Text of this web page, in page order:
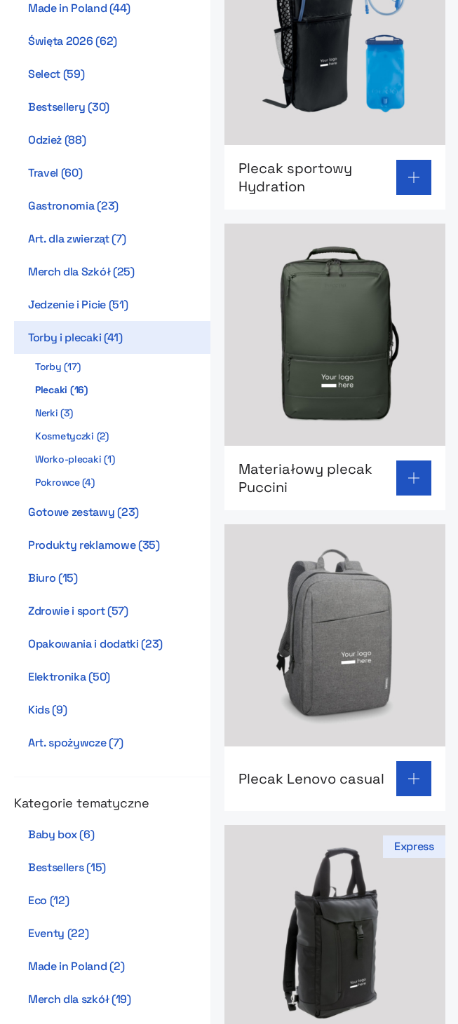
Made in Poland(44)
Święta 2026(62)
Select(59)
Bestsellery(30)
Odzież(88)
Travel (60)
Gastronomia(23)
Art. dla zwierząt(7)
Merch dla Szkół(25)
Jedzenie i Picie(51)
Torby i plecaki(41)
Torby (17)
Plecaki (16)
Nerki (3)
Kosmetyczki (2)
Worko-plecaki (1)
Pokrowce(4)
Gotowe zestawy(23)
Produkty reklamowe(35)
Biuro(15)
Zdrowie i sport(57)
Opakowania i dodatki(23)
Elektronika(50)
Kids(9)
Art. spożywcze(7)
Kategorie tematyczne
Baby box(6)
Bestsellers(15)
Eco (12)
Eventy (22)
Made in Poland(2)
Merch dla szkół(19)
Plecak sportowy
Hydration
Materiałowy plecak
Puccini
Plecak Lenovo casual
Express